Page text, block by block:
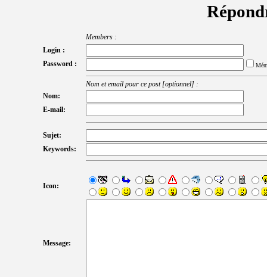
Members :
Login :
Password :
Nom et email pour ce post [optionnel] :
Nom:
E-mail:
Sujet:
Keywords:
Icon:
Message: